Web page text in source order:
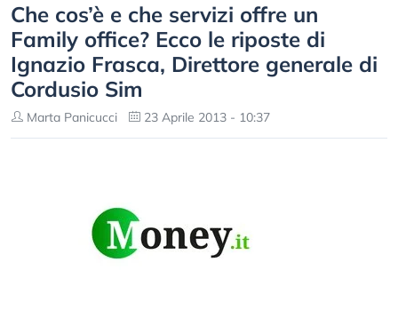
Che cos’è e che servizi offre un
Family office? Ecco le riposte di
Ignazio Frasca, Direttore generale di
Cordusio Sim
Marta Panicucci 23 Aprile 2013 - 10:37